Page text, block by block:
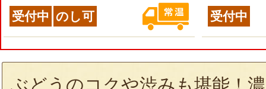
受付中 のし可 受付中
ぶどうのコクや渋みも堪能！